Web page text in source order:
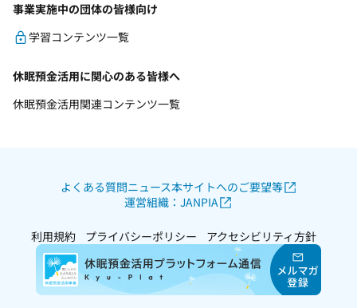
事業実施中の団体の皆様向け
学習コンテンツ一覧
休眠預金活用に関心のある皆様へ
休眠預金活用関連コンテンツ一覧
よくある質問ニュース本サイトへのご要望等
運営組織：JANPIA
利用規約 プライバシーポリシー アクセシビリティ方針